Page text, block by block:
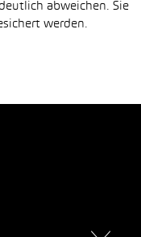
abweichen. Sie
werden.